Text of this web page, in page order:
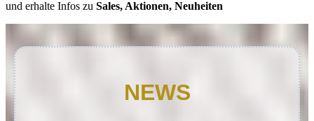
und erhalte Infos zu Sales, Aktionen, Neuheiten
NEWS